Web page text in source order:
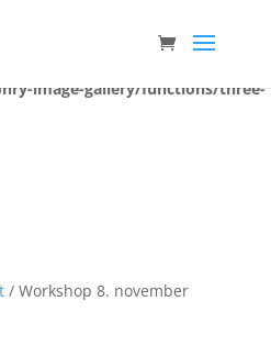
offset on false in
image-gallery/functions/three-
/ Workshop 8. november